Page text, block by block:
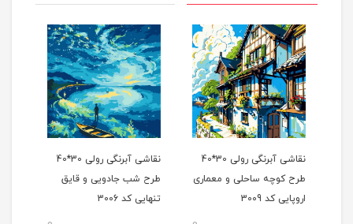
نقاشی آبرنگی رولی 30*40
طرح کوچه ساحلی و معماری
اروپایی کد 3009
نقاشی آبرنگی رولی 30*40
طرح شب جادویی و قایق
تنهایی کد 3006